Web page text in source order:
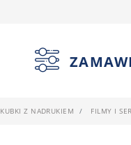
KUBKI Z NADRUKIEM FILMY I